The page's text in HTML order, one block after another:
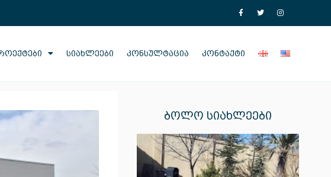
ᲡᲘᲐᲮᲚᲔᲔᲑᲘ ᲙᲝᲜᲡᲣᲚᲢᲐᲪᲘᲐ ᲙᲝᲜᲢᲐᲥᲢᲘ
ᲑᲝᲚᲝ ᲡᲘᲐᲮᲚᲔᲔᲑᲘ